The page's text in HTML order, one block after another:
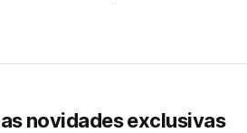
novidades exclusivas